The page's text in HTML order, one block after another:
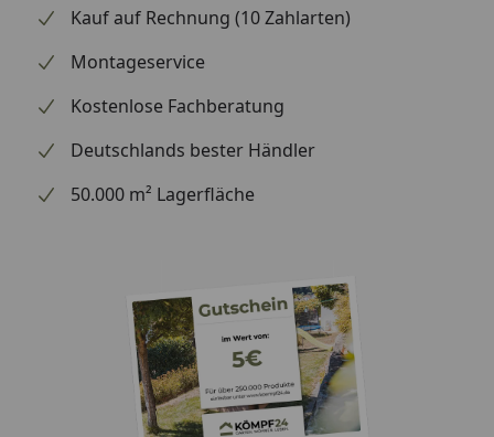
Kauf auf Rechnung (10 Zahlarten)
Montageservice
Kostenlose Fachberatung
Deutschlands bester Händler
50.000 m² Lagerfläche